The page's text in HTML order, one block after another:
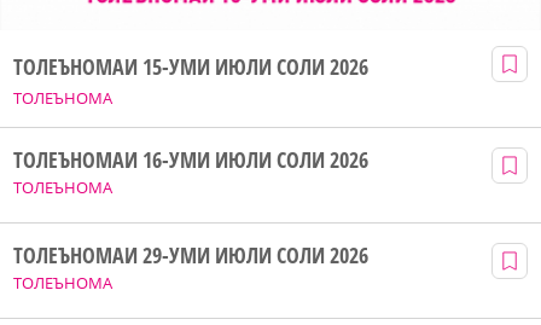
ТОЛЕЪНОМА
ТОЛЕЪНОМАИ 15-УМИ ИЮЛИ СОЛИ 2026
ТОЛЕЪНОМА
ТОЛЕЪНОМАИ 16-УМИ ИЮЛИ СОЛИ 2026
ТОЛЕЪНОМА
ТОЛЕЪНОМАИ 29-УМИ ИЮЛИ СОЛИ 2026